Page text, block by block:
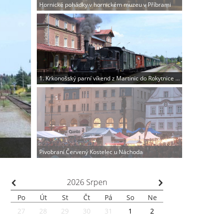
Hornické pohádky v hornickém muzeu v Příbrami
1. Krkonošský parní víkend z Martinic do Rokytnice n. J.
Pivobraní Červený Kostelec u Náchoda
⌃ 2026 Srpen ⌃
Po Út St Čt Pá So
Ne
27
28 29 30 31 1 2